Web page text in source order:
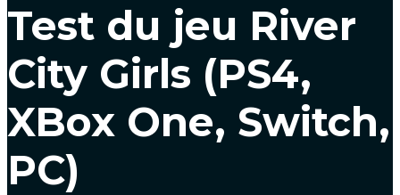
Test du jeu River
City Girls (PS4,
XBox One, Switch,
PC)